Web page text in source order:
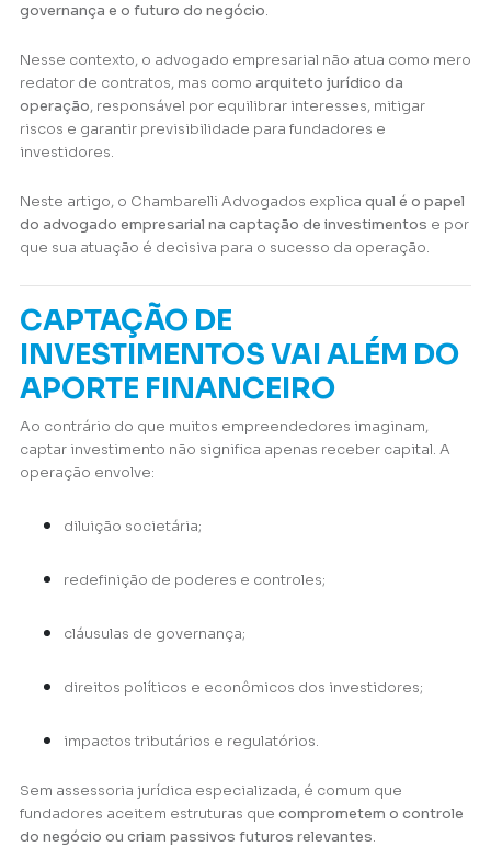
governança e o futuro do negócio.
Nesse contexto, o advogado empresarial não atua como mero
redator de contratos, mas como arquiteto jurídico da
operação, responsável por equilibrar interesses, mitigar
riscos e garantir previsibilidade para fundadores e
investidores.
Neste artigo, o Chambarelli Advogados explica qual é o papel
do advogado empresarial na captação de investimentos e por
que sua atuação é decisiva para o sucesso da operação.
CAPTAÇÃO DE
INVESTIMENTOS VAI ALÉM DO
APORTE FINANCEIRO
Ao contrário do que muitos empreendedores imaginam,
captar investimento não significa apenas receber capital. A
operação envolve:
diluição societária;
redefinição de poderes e controles;
cláusulas de governança;
direitos políticos e econômicos dos investidores;
impactos tributários e regulatórios.
Sem assessoria jurídica especializada, é comum que
fundadores aceitem estruturas que comprometem o controle
do negócio ou criam passivos futuros relevantes.